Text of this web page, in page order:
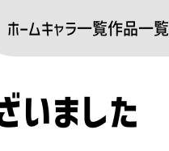
ホームキャラ一覧作品一覧
いました